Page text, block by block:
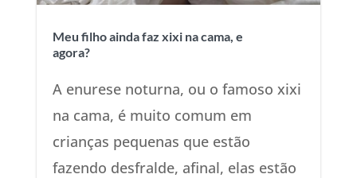
Meu filho ainda faz xixi na cama, e
agora?
A enurese noturna, ou o famoso xixi
na cama, é muito comum em
crianças pequenas que estão
fazendo desfralde, afinal, elas estão